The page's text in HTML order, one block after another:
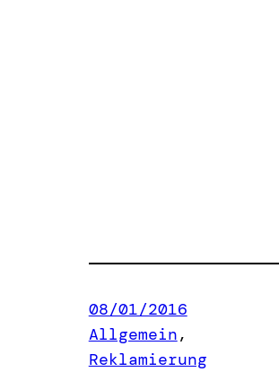
08/01/2016
Allgemein
Reklamierung